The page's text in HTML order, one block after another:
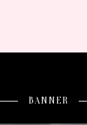
BANNER